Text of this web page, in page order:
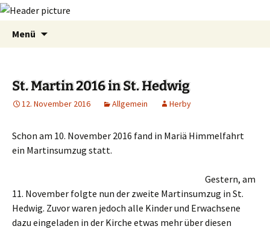
Menü
St. Martin 2016 in St. Hedwig
12. November 2016 Allgemein Herby
Schon am 10. November 2016 fand in Mariä Himmelfahrt
ein Martinsumzug statt.
Gestern, am
11. November folgte nun der zweite Martinsumzug in St.
Hedwig. Zuvor waren jedoch alle Kinder und Erwachsene
dazu eingeladen in der Kirche etwas mehr über diesen